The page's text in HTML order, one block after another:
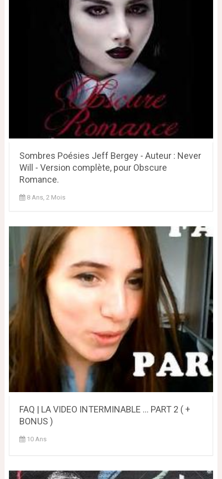
Sombres Poésies Jeff Bergey - Auteur : Never
Will - Version complète, pour Obscure
Romance.
8 Ans, 2 Mois
FAQ | LA VIDEO INTERMINABLE ... PART 2 ( +
BONUS )
10 Ans